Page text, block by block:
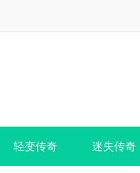
轻变传奇 迷失传奇